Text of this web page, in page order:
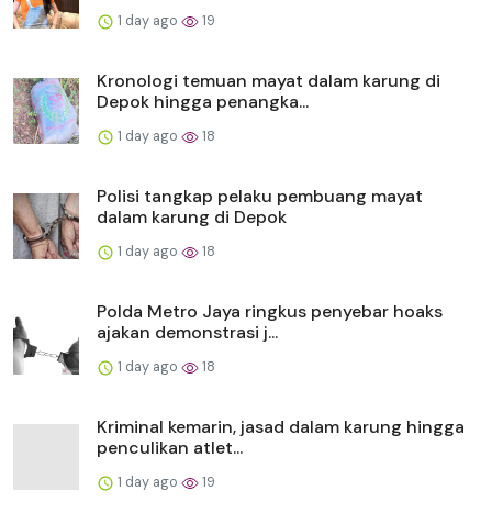
1 day ago 19
Kronologi temuan mayat dalam karung di
Depok hingga penangka...
1 day ago 18
Polisi tangkap pelaku pembuang mayat
dalam karung di Depok
1 day ago 18
Polda Metro Jaya ringkus penyebar hoaks
ajakan demonstrasi j...
1 day ago 18
Kriminal kemarin, jasad dalam karung hingga
penculikan atlet...
1 day ago 19